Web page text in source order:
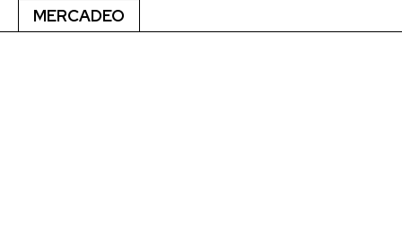
MERCADEO